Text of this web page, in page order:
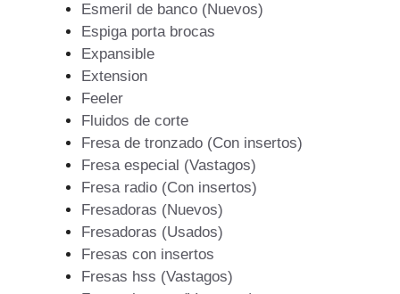
Esmeril de banco (Nuevos)
Espiga porta brocas
Expansible
Extension
Feeler
Fluidos de corte
Fresa de tronzado (Con insertos)
Fresa especial (Vastagos)
Fresa radio (Con insertos)
Fresadoras (Nuevos)
Fresadoras (Usados)
Fresas con insertos
Fresas hss (Vastagos)